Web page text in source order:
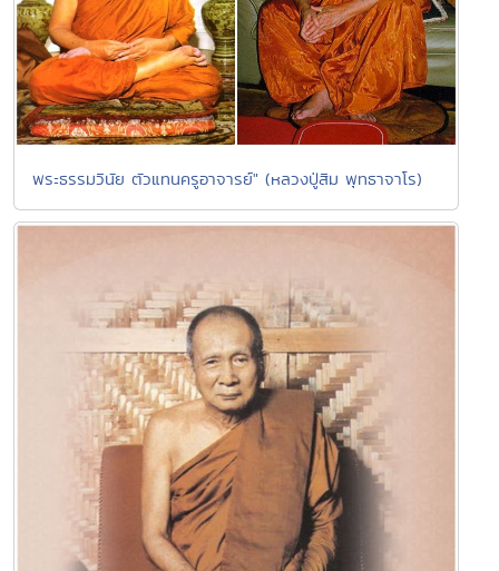
พระธรรมวินัย ตัวแทนครูอาจารย์" (หลวงปู่สิม พุทธาจาโร)